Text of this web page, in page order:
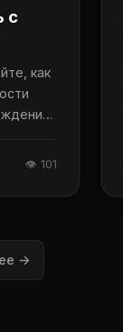
с
как
👁 101
→